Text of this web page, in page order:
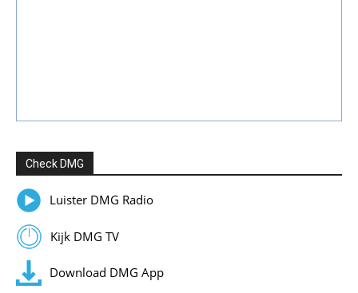
Check DMG
Luister DMG Radio
Kijk DMG TV
Download DMG App